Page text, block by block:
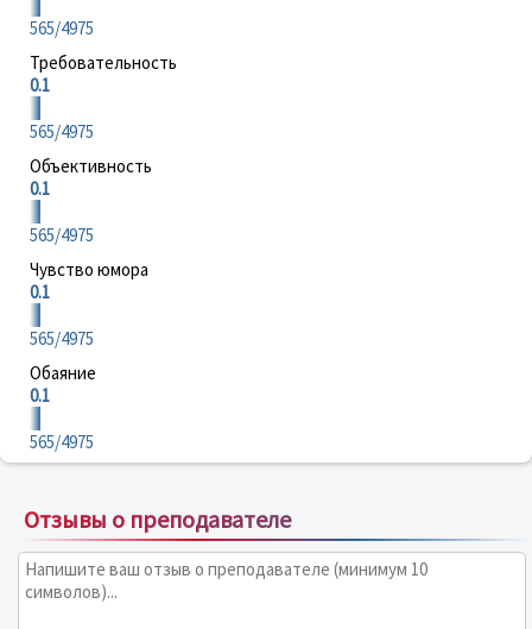
565/4975
Требовательность
0.1
565/4975
Объективность
0.1
565/4975
Чувство юмора
0.1
565/4975
Обаяние
0.1
565/4975
Отзывы о преподавателе